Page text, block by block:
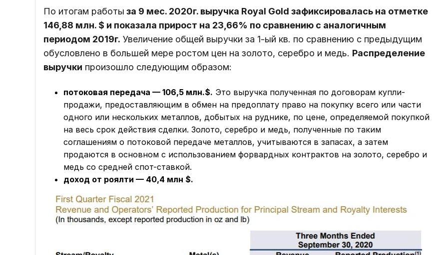
По итогам работы за 9 мес. 2020г. выручка Royal Gold зафиксировалась на отметке
146,88 млн. $ и показала прирост на 23,66% по сравнению с аналогичным
периодом 2019г. Увеличение общей выручки за 1-ый кв. по сравнению с предыдущим
обусловлено в большей мере ростом цен на золото, серебро и медь. Распределение
выручки произошло следующим образом:
потоковая передача — 106,5 млн.$. Это выручка полученная по договорам купли-
продажи, предоставляющим в обмен на предоплату право на покупку всего или части
одного или нескольких металлов, добытых на руднике, по цене, определяемой покупкой
на весь срок действия сделки. Золото, серебро и медь, полученные по таким
соглашениям о потоковой передаче металлов, учитываются в запасах, а затем
продаются в основном с использованием форвардных контрактов на золото, серебро и
медь со средней спот-ставкой.
доход от роялти — 40,4 млн $.